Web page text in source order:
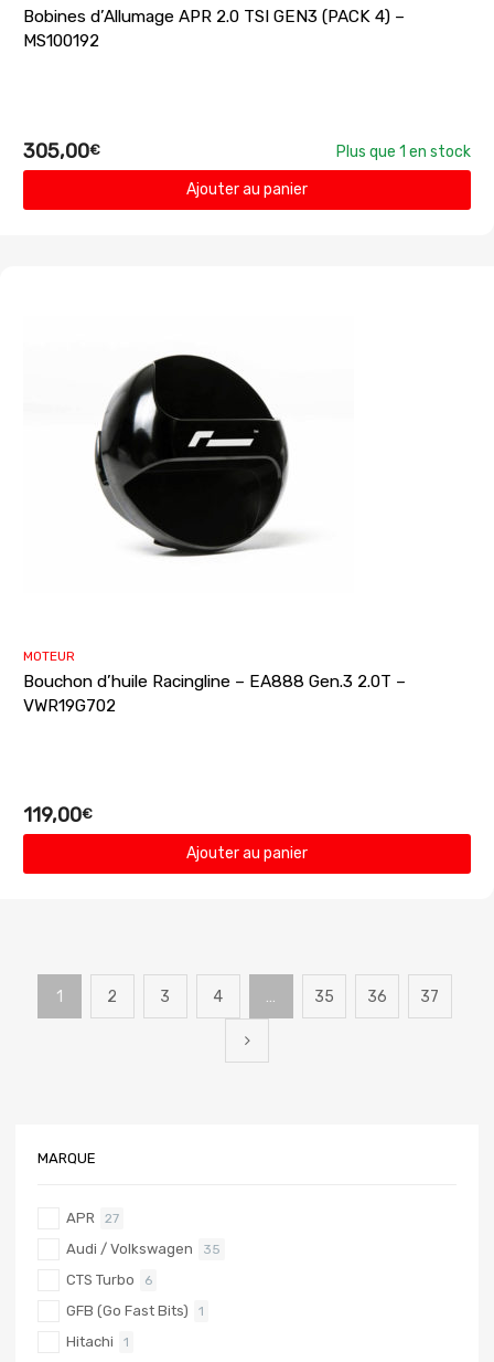
Bobines d’Allumage APR 2.0 TSI GEN3 (PACK 4) –
MS100192
305,00€
Plus que 1 en stock
Ajouter au panier
MOTEUR
Bouchon d’huile Racingline – EA888 Gen.3 2.0T –
VWR19G702
119,00€
Ajouter au panier
1 2 3 4 … 35 36 37
MARQUE
APR 27
Audi / Volkswagen 35
CTS Turbo 6
GFB (Go Fast Bits) 1
Hitachi 1